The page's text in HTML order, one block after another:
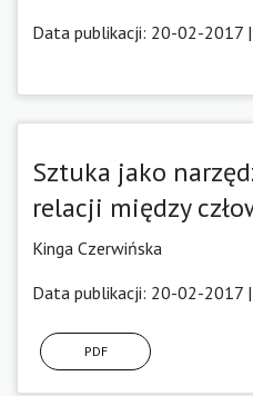
Data publikacji: 20-02-2017 |
Sztuka jako
relacji między
Kinga Czerwińska
Data publikacji: 20-02-2017 |
PDF